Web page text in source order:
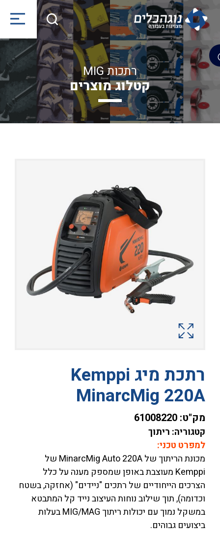
רתכות MIG
קטלוג מוצרים
רתכת מיג Kemppi
MinarcMig 220A
מק"ט: 61008220
קטגוריה: ריתוך
למפרט טכני:
מכונת הריתוך של MinarcMig Auto 220A של
Kemppi מעוצבת באופן שמספק מענה על כלל
הצרכים הייחודיים של רתכים "ניידים" (אחזקה, בשטח
וכדומה), תוך שילוב נוחות העיצוב נייד קל המתבטא
במשקל נמוך עם יכולות ריתוך MIG/MAG בעלות
ביצועים גבוהים.